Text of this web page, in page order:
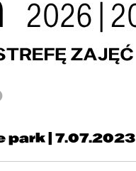
park | 7.07.2023